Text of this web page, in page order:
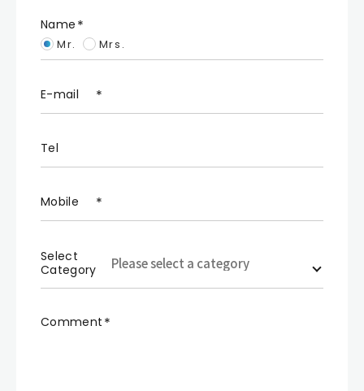
Name
Mr. Mrs.
E-mail
Tel
Mobile
Select
Category
Comment